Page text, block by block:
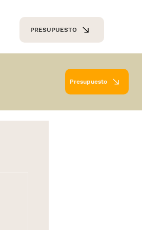
Presupuesto
PRESUPUESTO